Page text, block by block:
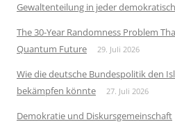
Gewaltenteilung in jeder
The 30-Year Randomness Problem
Quantum Future
29. Juli 2026
Wie die deutsche Bundespolitik den
bekämpfen könnte
27. Juli 2026
Demokratie und Diskursgemeinschaft